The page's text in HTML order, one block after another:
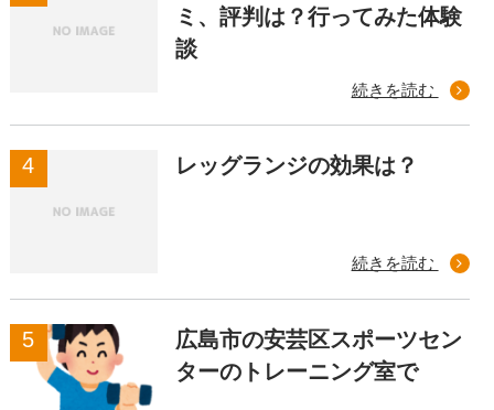
ミ、評判は？行ってみた体験
談
続きを読む
レッグランジの効果は？
続きを読む
広島市の安芸区スポーツセン
ターのトレーニング室で